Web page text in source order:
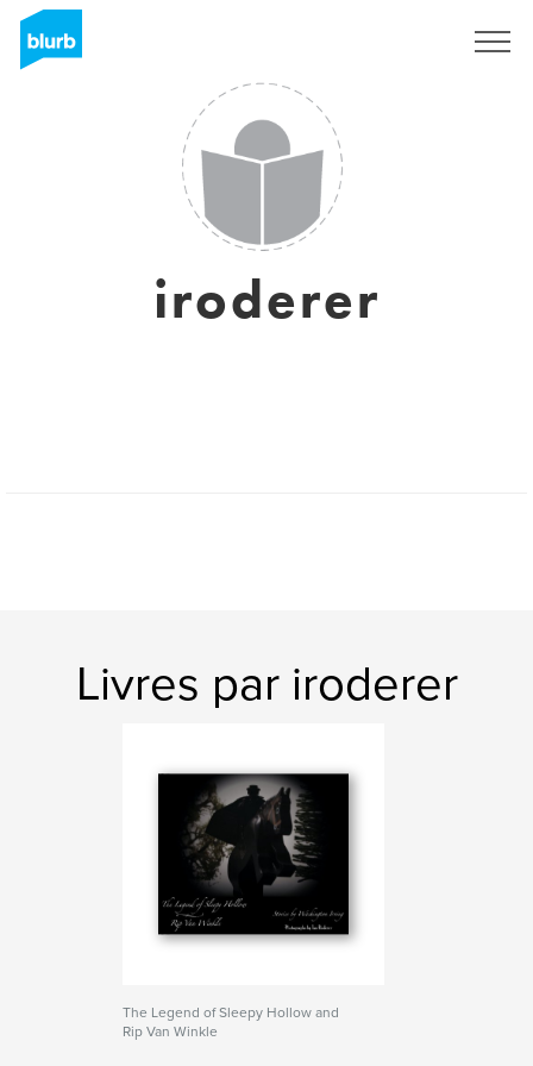
iroderer
Livres par iroderer
The Legend of Sleepy Hollow and
Rip Van Winkle